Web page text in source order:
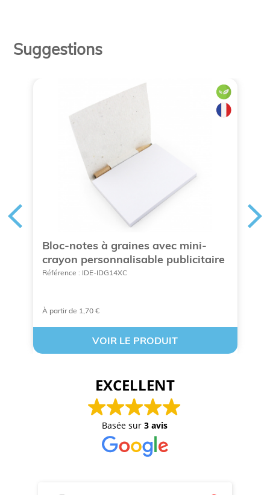
Suggestions
Bloc-notes à graines avec mini-
crayon personnalisable publicitaire
Référence : IDE-IDG14XC
À partir de 1,70 €
VOIR LE PRODUIT
EXCELLENT
Basée sur3 avis